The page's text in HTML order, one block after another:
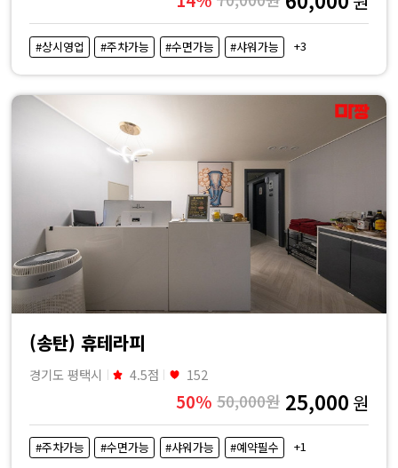
#상시영업 #주차가능 #수면가능 #샤워가능 +3
(송탄) 휴테라피
경기도 평택시 4.5점 152
50% 50,000원 25,000 원
#주차가능 #수면가능 #샤워가능 #예약필수 +1